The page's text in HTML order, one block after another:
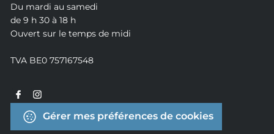
Du mardi au samedi
de 9 h 30 à 18 h
Ouvert sur le temps de midi
TVA BE0 757167548
Gérer mes préférences de cookies